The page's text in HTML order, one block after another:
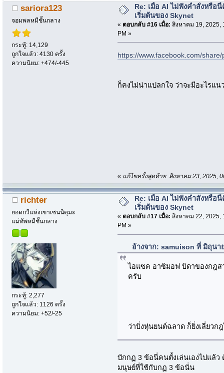
sariora123
จอมพลหมีชั้นกลาง
กระทู้: 14,129
ถูกใจแล้ว: 4130 ครั้ง
ความนิยม: +474/-445
Re: เมื่อ AI ไม่ฟังค่ำสั่งหรือ
เริ่มต้นของ Skynet
« ตอบกลับ #16 เมื่อ: สิงหาคม 19, 2025,
PM »
https://www.facebook.com/
ก็คงไม่น่าแปลกใจ ว่าจะมีอะไรแน
« แก้ไขครั้งสุดท้าย: สิงหาคม 23, 2025,
richter
ยอดกวีแห่งเขาเซนนิคุมะ
แม่ทัพหมีชั้นกลาง
กระทู้: 2,277
ถูกใจแล้ว: 1126 ครั้ง
ความนิยม: +52/-25
Re: เมื่อ AI ไม่ฟังค่ำสั่งหรือ
เริ่มต้นของ Skynet
« ตอบกลับ #17 เมื่อ: สิงหาคม 22, 2025,
PM »
อ้างจาก: samuison ที่ มิถุนา
ไอแซค อาซิมอฟ บิดาของกฎส
ครับ
ว่าบิ่งหุ่นยนต์ฉลาด ก็ยิ่งเลี่ยวก
บักกฏ 3 ข้อนี่คนตั้งเล่นเองไปแล้ว
มนุษย์ที่ใช้กับกฏ 3 ข้อนั่น